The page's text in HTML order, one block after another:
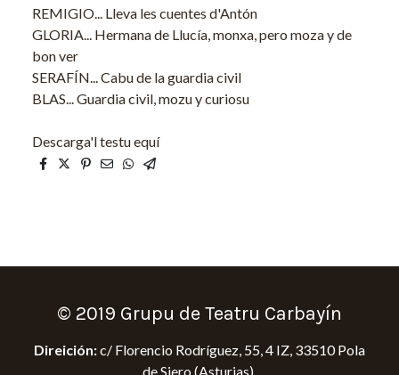
REMIGIO... Lleva les cuentes d'Antón
GLORIA... Hermana de Llucía, monxa, pero moza y de
bon ver
SERAFÍN... Cabu de la guardia civil
BLAS... Guardia civil, mozu y curiosu
Descarga'l testu equí
© 2019 Grupu de Teatru Carbayín
Direición:c/ Florencio Rodríguez, 55, 4 IZ, 33510 Pola
de Siero (Asturias)